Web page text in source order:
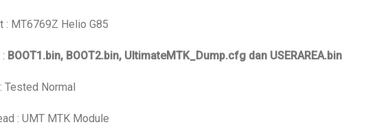
: MT6769Z Helio G85
BOOT1.bin, BOOT2.bin, UltimateMTK_Dump.cfg dan USERAREA.bin
Tested Normal
: UMT MTK Module